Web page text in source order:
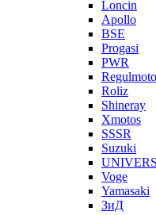
Loncin
Apollo
BSE
Progasi
PWR
Regulmoto
Roliz
Shineray
Xmotos
SSSR
Suzuki
Voge
Yamasaki
ЗиД